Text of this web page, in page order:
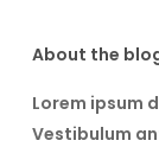
About the
Lorem ipsum
Vestibulum